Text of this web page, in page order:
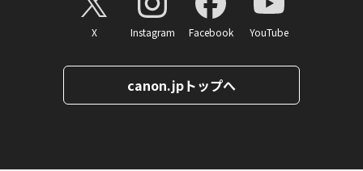
X Instagram Facebook YouTube
canon.jpトップへ